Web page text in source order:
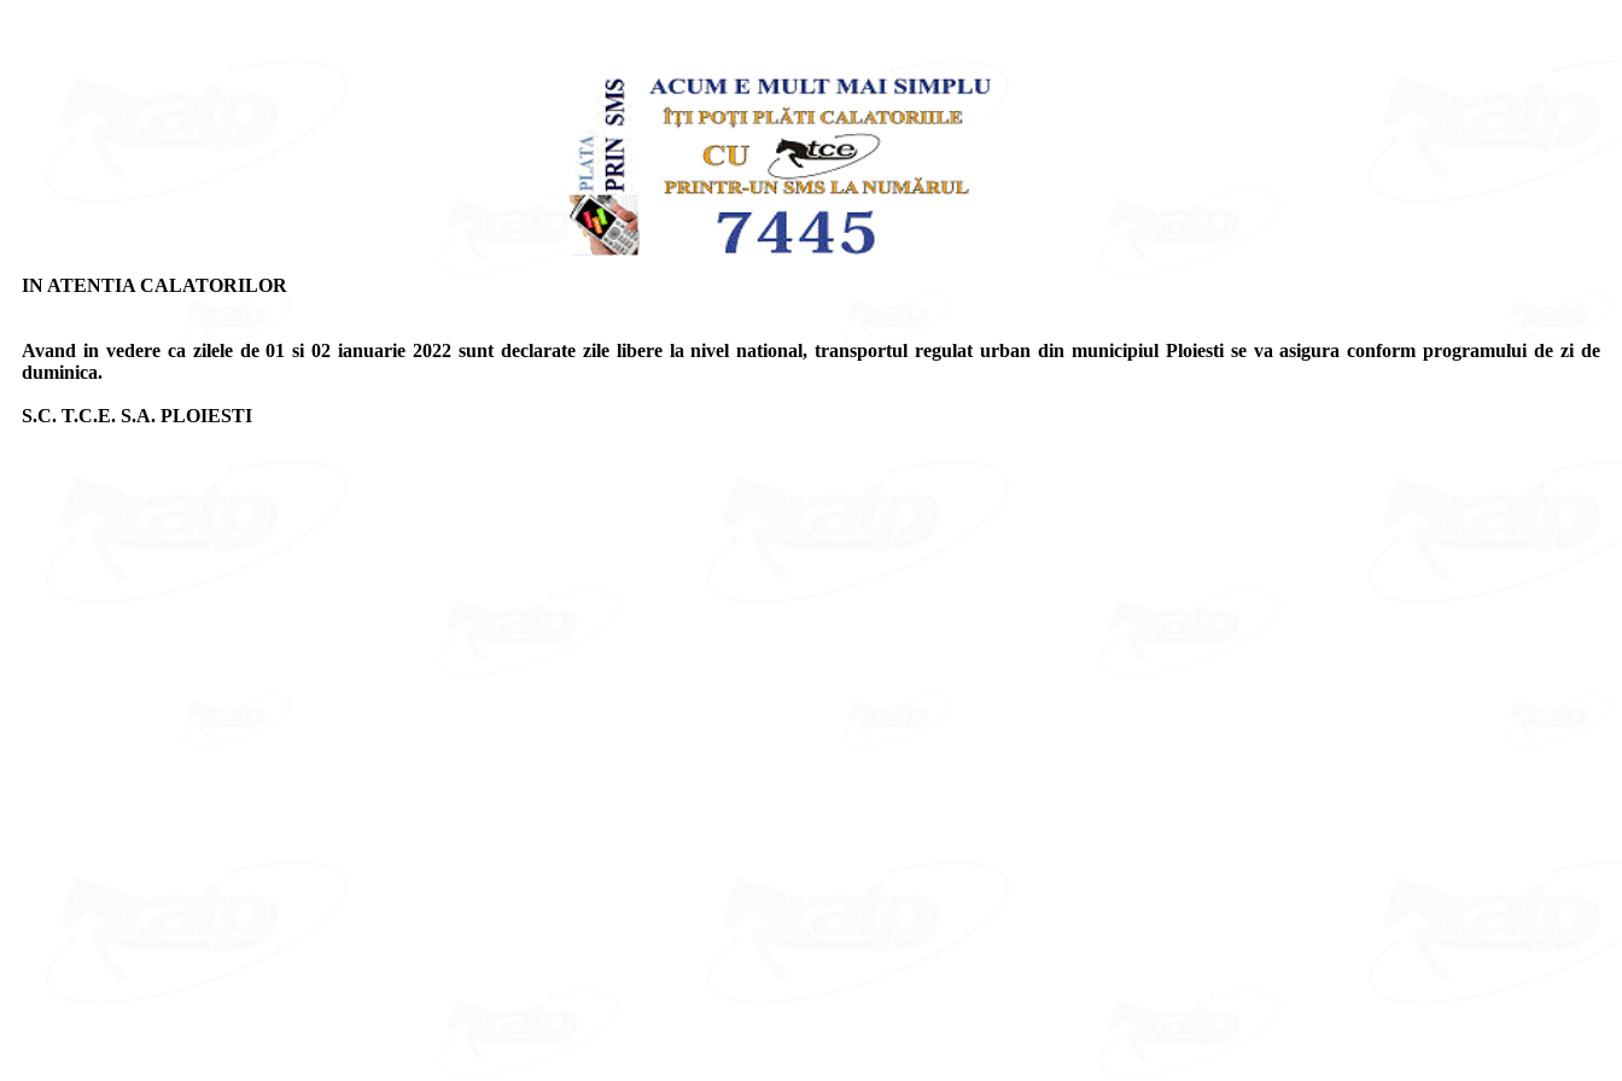
IN ATENTIA CALATORILOR
Avand in vedere ca zilele de 01 si 02 ianuarie 2022 sunt declarate zile libere la nivel national, transportul regulat urban din municipiul Ploiesti se va asigura conform programului de zi de
duminica.
S.C. T.C.E. S.A. PLOIESTI